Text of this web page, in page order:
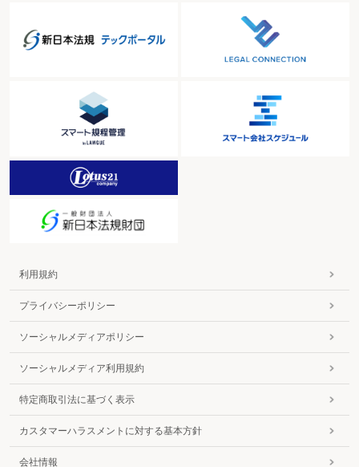
利用規約
プライバシーポリシー
ソーシャルメディアポリシー
ソーシャルメディア利用規約
特定商取引法に基づく表示
カスタマーハラスメントに対する基本方針
会社情報